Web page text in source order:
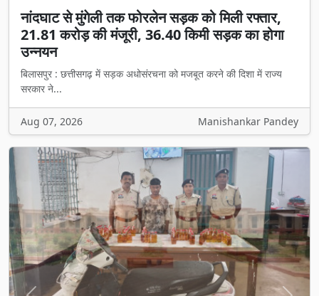
नांदघाट से मुंगेली तक फोरलेन सड़क को मिली रफ्तार,
21.81 करोड़ की मंजूरी, 36.40 किमी सड़क का होगा
उन्नयन
बिलासपुर : छत्तीसगढ़ में सड़क अधोसंरचना को मजबूत करने की दिशा में राज्य
सरकार ने...
Aug 07, 2026 Manishankar Pandey